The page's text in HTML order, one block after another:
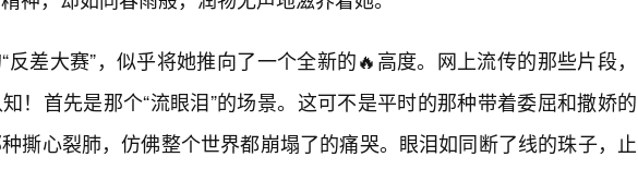
反差大赛”，似乎将她推向了一个全新的🔥高度。网上流传的那些片段，
！首先是那个“流眼泪”的场景。这可不是平时的那种带着委屈和撒娇的
撕心裂肺，仿佛整个世界都崩塌了的痛哭。眼泪如同断了线的珠子，止